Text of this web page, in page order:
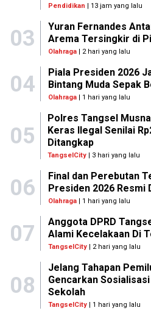
Pendidikan | 13 jam yang lalu
03
Yuran Fernandes
Arema Tersingkir di
Olahraga| 2 hari yang lalu
04
Piala Presiden 2026
Bintang Muda Sepak
Olahraga| 1 hari yang lalu
05
Polres Tangsel
Keras Ilegal Senilai
Ditangkap
TangselCity | 3 hari yang lalu
06
Final dan Perebutan
Presiden 2026 Resmi
Olahraga| 1 hari yang lalu
07
Anggota DPRD
Alami Kecelakaan Di
TangselCity| 2 hari yang lalu
08
Jelang Tahapan
Gencarkan
Sekolah
TangselCity| 1 hari yang lalu